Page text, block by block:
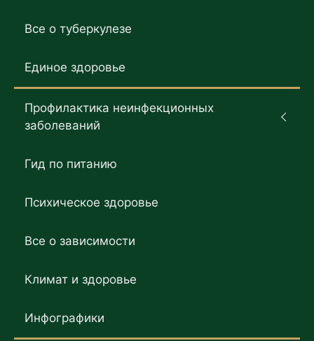
Все о туберкулезе
Единое здоровье
Профилактика неинфекционных
заболеваний
Гид по питанию
Психическое здоровье
Все о зависимости
Климат и здоровье
Инфографики